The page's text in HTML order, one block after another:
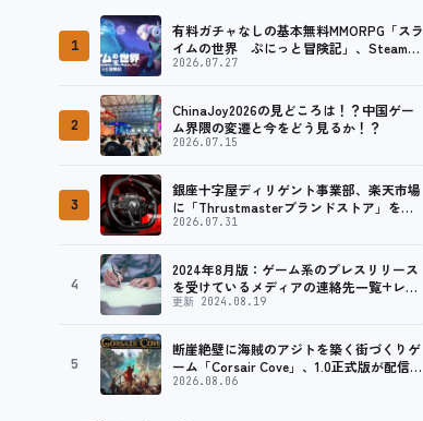
1
有料ガチャなしの基本無料MMORPG「スラ
イムの世界 ぷにっと冒険記」、Steam向
けの無料体験版が8月末に配信決定
2026.07.27
2
ChinaJoy2026の見どころは！？中国ゲー
ム界隈の変遷と今をどう見るか！？
2026.07.15
3
銀座十字屋ディリゲント事業部、楽天市場
に「Thrustmasterブランドストア」をオ
ープン。記念キャンペーンでポイントアッ
2026.07.31
4
2024年8月版：ゲーム系のプレスリリース
を受けているメディアの連絡先一覧+レビ
ュー依頼先一覧
更新 2024.08.19
5
断崖絶壁に海賊のアジトを築く街づくりゲ
ーム「Corsair Cove」、1.0正式版が配信開
始！
2026.08.06